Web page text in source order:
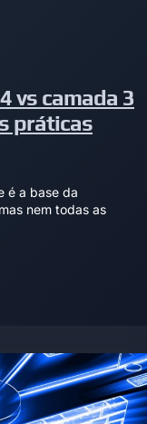
vs camada 3
práticas
é a base da
nem todas as